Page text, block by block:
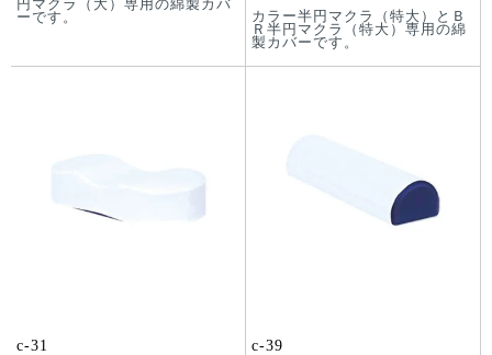
円マクラ（大）専用の綿製カバ
ーです。
カラー半円マクラ（特大）とＢ
Ｒ半円マクラ（特大）専用の綿
製カバーです。
c-31
c-39